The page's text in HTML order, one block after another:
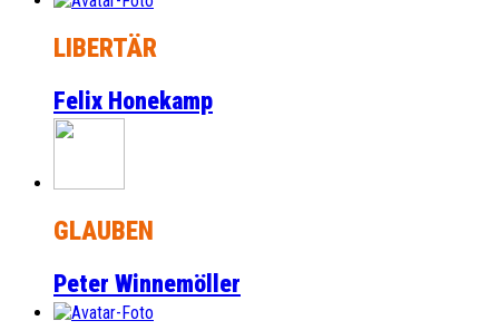
LIBERTÄR
Felix Honekamp
GLAUBEN
Peter Winnemöller